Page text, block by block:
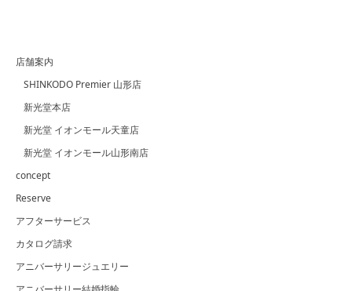
店舗案内
SHINKODO Premier 山形店
新光堂本店
新光堂 イオンモール天童店
新光堂 イオンモール山形南店
concept
Reserve
アフターサービス
カタログ請求
アニバーサリージュエリー